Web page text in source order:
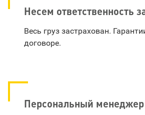
Несем ответственность
Весь груз застрахован.
договоре.
Персональный менеджер